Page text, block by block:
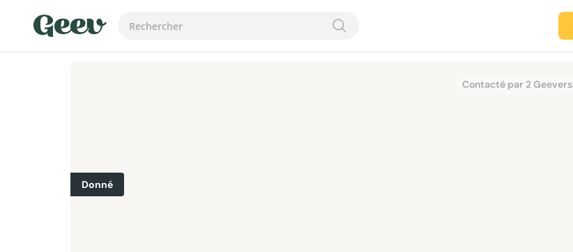
Contacté par 2 Geevers
Donné